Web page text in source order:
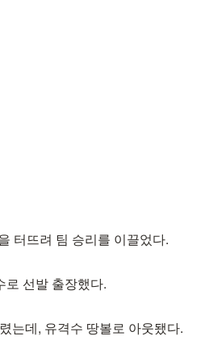
터뜨려 팀 승리를 이끌었다.
로 선발 출장했다.
는데, 유격수 땅볼로 아웃됐다.